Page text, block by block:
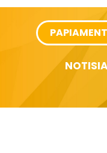
NOTISIA